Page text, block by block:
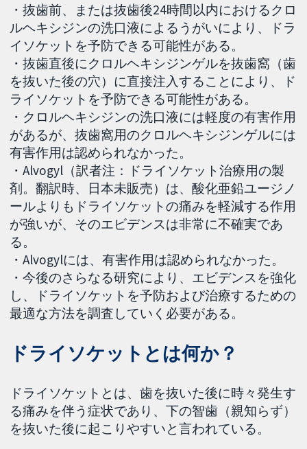
・抜歯前、または抜歯後24時間以内におけるクロ
ルヘキシジンの洗口液によるうがいにより、ドラ
イソケットを予防できる可能性がある。
・抜歯直後にクロルヘキシジンゲルを抜歯窩（歯
を抜いた後の穴）に直接注入することにより、ド
ライソケットを予防できる可能性がある。
・クロルヘキシジンの洗口液には軽度の有害作用
があるが、抜歯窩用のクロルヘキシジンゲルには
有害作用は認められなかった。
・Alvogyl（訳者注：ドライソケット治療用の製
剤。翻訳時、日本未販売）は、酸化亜鉛ユージノ
ールよりもドライソケットの痛みを軽減する作用
が強いが、そのエビデンスは非常に不確実であ
る。
・Alvogylには、有害作用は認められなかった。
・今後のさらなる研究により、エビデンスを強化
し、ドライソケットを予防および治療するための
最適な方法を調査していく必要がある。
ドライソケットとは何か？
ドライソケットとは、歯を抜いた後に時々発生す
る痛みを伴う症状であり、下の智歯（親知らず）
を抜いた後に起こりやすいと言われている。